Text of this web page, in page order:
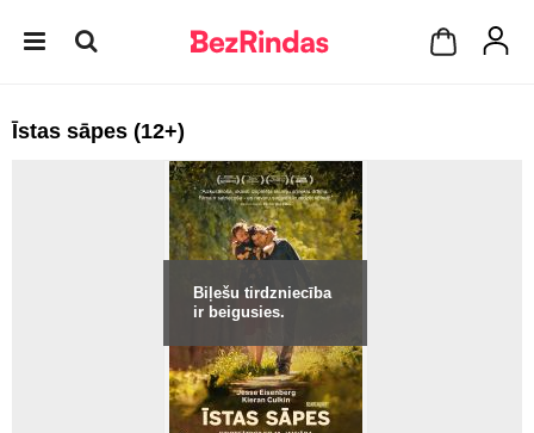
Īstas sāpes (12+)
Biļešu tirdzniecība
ir beigusies.